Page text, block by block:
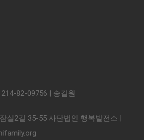
82-09756 | 송길원
실2길 35-55 사단법인 행복발전소 |